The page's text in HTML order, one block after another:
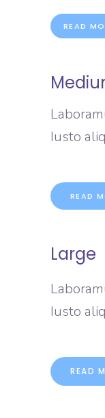
READ
Iusto
READ
Large
Iusto
READ